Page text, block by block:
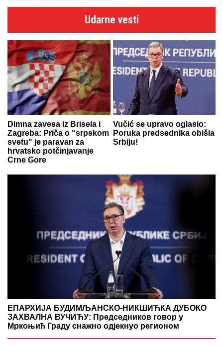
Udarne vesti
Dimna zavesa iz Brisela i
Zagreba: Priča o "srpskom
svetu" je paravan za
hrvatsko potčinjavanje
Crne Gore
Vučić se upravo oglasio:
Poruka predsednika obišla
Srbiju!
ЕПАРХИЈА БУДИМЉАНСКО-НИКШИЋКА ДУБОКО
ЗАХВАЛНА ВУЧИЋУ: Председников говор у
Мркоњић Граду снажно одјекнуо регионом